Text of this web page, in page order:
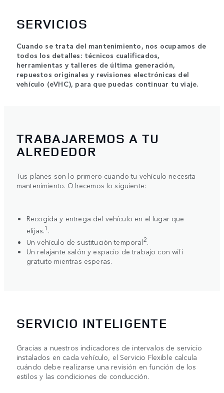
SERVICIOS
Cuando se trata del mantenimiento, nos ocupamos de
todos los detalles: técnicos cualificados,
herramientas y talleres de última generación,
repuestos originales y revisiones electrónicas del
vehículo (eVHC), para que puedas continuar tu viaje.
TRABAJAREMOS A TU
ALREDEDOR
Tus planes son lo primero cuando tu vehículo necesita
mantenimiento. Ofrecemos lo siguiente:
Recogida y entrega del vehículo en el lugar que
elijas.1 .
Un vehículo de sustitución temporal2.
Un relajante salón y espacio de trabajo con wifi
gratuito mientras esperas.
SERVICIO INTELIGENTE
Gracias a nuestros indicadores de intervalos de servicio
instalados en cada vehículo, el Servicio Flexible calcula
cuándo debe realizarse una revisión en función de los
estilos y las condiciones de conducción.